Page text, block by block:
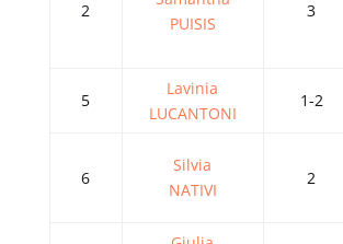
2
PUISIS
3
5
Lavinia
LUCANTONI
1-2
6
Silvia
NATIVI
2